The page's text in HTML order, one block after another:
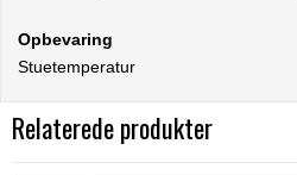
Opbevaring
Stuetemperatur
Relaterede produkter